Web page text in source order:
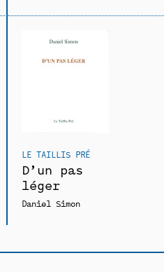
LE TAILLIS PRÉ
D’un pas
léger
Daniel Simon